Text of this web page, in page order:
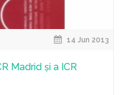
14 Jun 2013
Madrid și a ICR